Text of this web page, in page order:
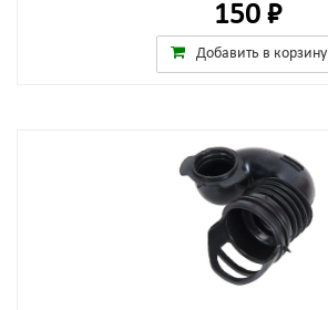
150 ₽
Добавить в корзину